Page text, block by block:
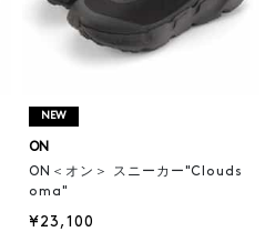
NEW
ON
ON＜オン＞ スニーカー"Clouds
oma"
¥23,100